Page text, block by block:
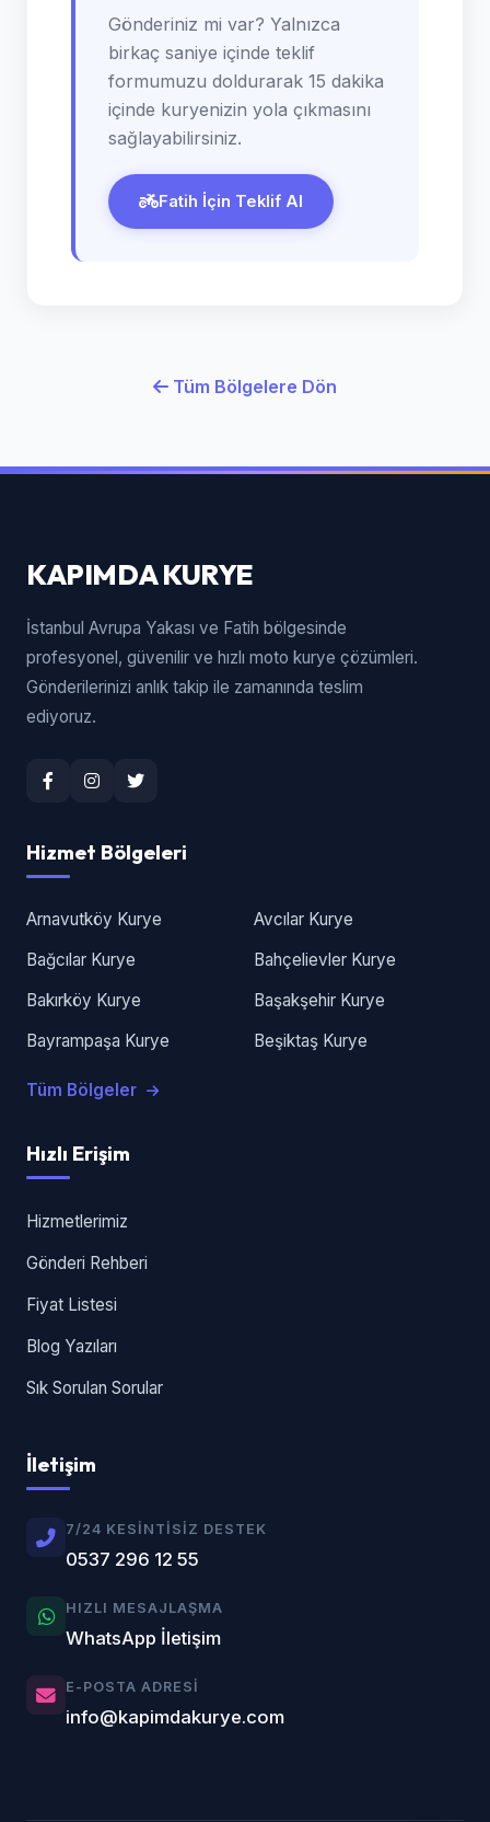
Gönderiniz mi var? Yalnızca
birkaç saniye içinde teklif
formumuzu doldurarak 15 dakika
içinde kuryenizin yola çıkmasını
sağlayabilirsiniz.
Fatih İçin Teklif Al
Tüm Bölgelere Dön
KAPIMDA KURYE
İstanbul Avrupa Yakası ve Fatih bölgesinde
profesyonel, güvenilir ve hızlı moto kurye çözümleri.
Gönderilerinizi anlık takip ile zamanında teslim
ediyoruz.
Hizmet Bölgeleri
Arnavutköy Kurye
Avcılar Kurye
Bağcılar Kurye
Bahçelievler Kurye
Bakırköy Kurye
Başakşehir Kurye
Bayrampaşa Kurye
Beşiktaş Kurye
Tüm Bölgeler
Hızlı Erişim
Hizmetlerimiz
Gönderi Rehberi
Fiyat Listesi
Blog Yazıları
Sık Sorulan Sorular
İletişim
7/24 KESINTISIZ DESTEK
0537 296 12 55
HIZLI MESAJLAŞMA
WhatsApp İletişim
E-POSTA ADRESI
info@kapimdakurye.com